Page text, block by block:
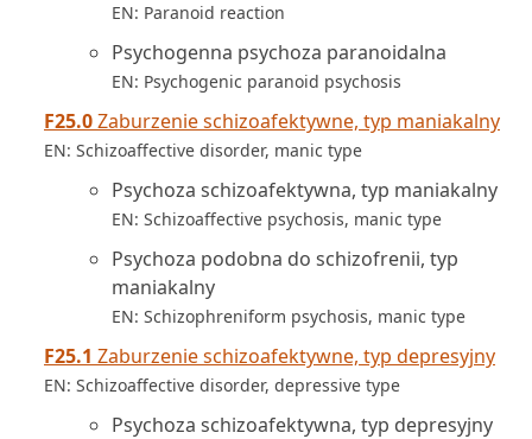
EN: Paranoid reaction
Psychogenna psychoza paranoidalna
EN: Psychogenic paranoid psychosis
F25.0Zaburzenie schizoafektywne, typ maniakalny
EN: Schizoaffective disorder, manic type
Psychoza schizoafektywna, typ maniakalny
EN: Schizoaffective psychosis, manic type
Psychoza podobna do schizofrenii, typ
maniakalny
EN: Schizophreniform psychosis, manic type
F25.1 Zaburzenie schizoafektywne, typ depresyjny
EN: Schizoaffective disorder, depressive type
Psychoza schizoafektywna, typ depresyjny